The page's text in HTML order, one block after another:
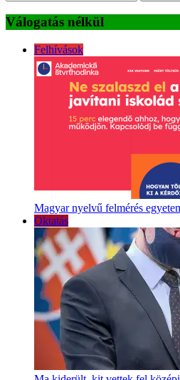
Válogatás nélkül
Felhívások
Magyar nyelvű felmérés
Oktatás